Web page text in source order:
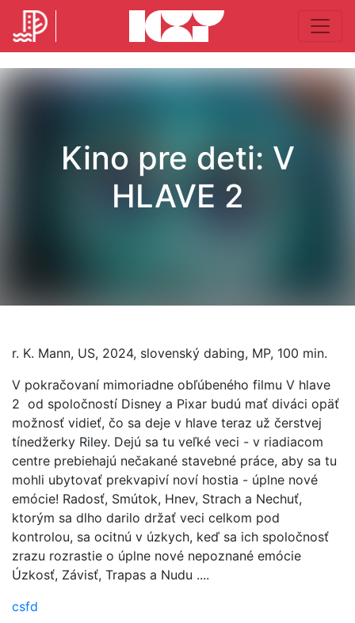
Kino pre deti: V
HLAVE 2
r. K. Mann, US, 2024, slovenský dabing, MP, 100 min.
V pokračovaní mimoriadne obľúbeného filmu V hlave
2 od spoločností Disney a Pixar budú mať diváci opäť
možnosť vidieť, čo sa deje v hlave teraz už čerstvej
tínedžerky Riley. Dejú sa tu veľké veci - v riadiacom
centre prebiehajú nečakané stavebné práce, aby sa tu
mohli ubytovať prekvapiví noví hostia - úplne nové
emócie! Radosť, Smútok, Hnev, Strach a Nechuť,
ktorým sa dlho darilo držať veci celkom pod
kontrolou, sa ocitnú v úzkych, keď sa ich spoločnosť
zrazu rozrastie o úplne nové nepoznané emócie
Úzkosť, Závisť, Trapas a Nudu ....
csfd